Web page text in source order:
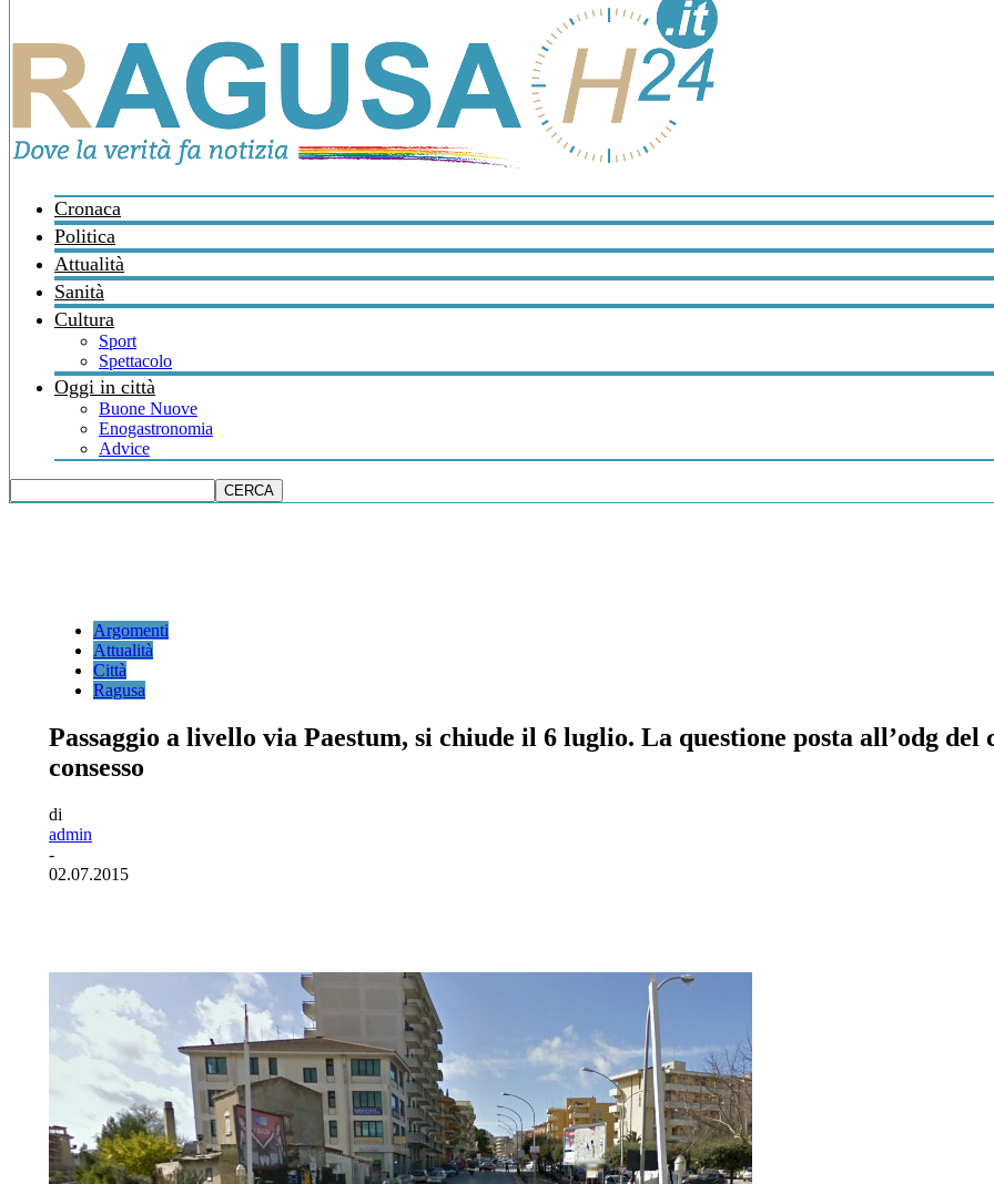
Cronaca
Politica
Attualità
Sanità
Cultura
Sport
Spettacolo
Oggi in città
Buone Nuove
Enogastronomia
Advice
Argomenti
Attualità
Città
Ragusa
Passaggio a livello via Paestum, si chiude il 6 luglio. La questione posta all’odg del
consesso
di
admin
-
02.07.2015